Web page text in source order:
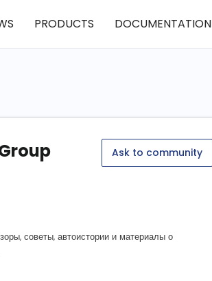
PRODUCTS DOCUMENTATION
Ask to community
советы, автоистории и материалы о